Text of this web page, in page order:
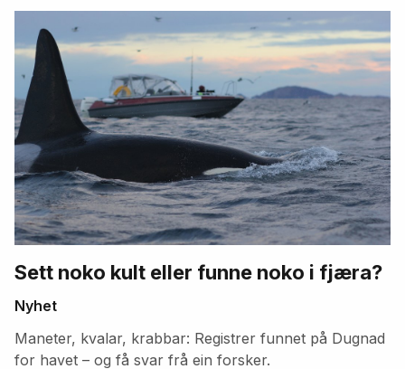
artikler
Sett noko kult eller funne noko i fjæra?
Nyhet
Maneter, kvalar, krabbar: Registrer funnet på Dugnad
for havet – og få svar frå ein forsker.